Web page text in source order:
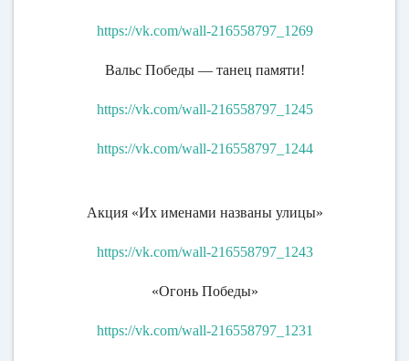
https://vk.com/wall-216558797_1269
Вальс Победы — танец памяти!
https://vk.com/wall-216558797_1245
https://vk.com/wall-216558797_1244
Акция «Их именами названы улицы»
https://vk.com/wall-216558797_1243
«Огонь Победы»
https://vk.com/wall-216558797_1231